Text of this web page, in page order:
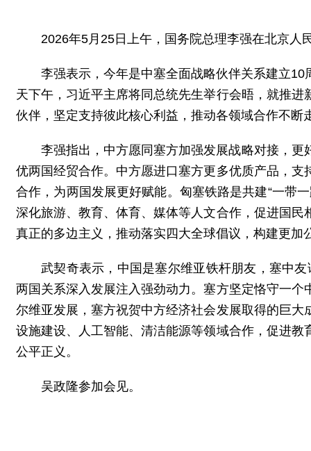
2026年5月25日上午，国务院总理李强在北京人
李强表示，今年是中塞全面战略伙伴关系建立
天下午，习近平主席将同总统先生举行会晤，就推
伙伴，坚定支持彼此核心利益，推动各领域合作不
李强指出，中方愿同塞方加强发展战略对接，
优两国经贸合作。中方愿进口塞方更多优质产品，
合作，为两国发展更好赋能。匈塞铁路是共建“一带
深化旅游、教育、体育、媒体等人文合作，促进国
真正的多边主义，推动落实四大全球倡议，构建更加
武契奇表示，中国是塞尔维亚铁杆朋友，塞中
两国关系深入发展注入强劲动力。塞方坚定恪守一
尔维亚发展，塞方祝贺中方经济社会发展取得的巨
设施建设、人工智能、清洁能源等领域合作，促进
公平正义。
吴政隆参加会见。